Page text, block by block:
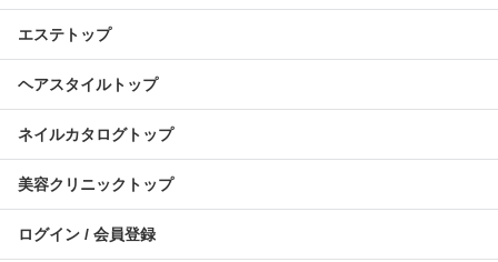
エステトップ
ヘアスタイルトップ
ネイルカタログトップ
美容クリニックトップ
ログイン / 会員登録